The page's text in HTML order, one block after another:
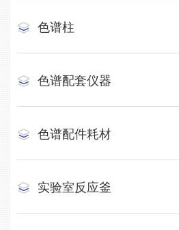
色谱柱
色谱配套仪器
色谱配件耗材
实验室反应釜